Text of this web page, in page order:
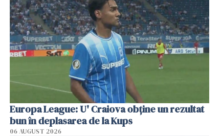
Europa League: U' Craiova obține un rezultat
bun în deplasarea de la Kups
06 AUGUST 2026